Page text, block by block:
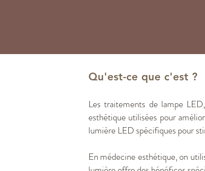
Qu'est-ce que c'est ?
Les traitements de lampe
esthétique utilisées pour
lumière LED spécifiques pour
En médecine esthétique, on